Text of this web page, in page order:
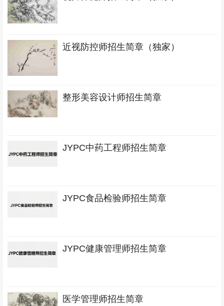
近视防控师招生简章（独家）
整形美容设计师招生简章
JYPC中药工程师招生简章
JYPC食品检验师招生简章
JYPC健康管理师招生简章
医学管理师招生简章